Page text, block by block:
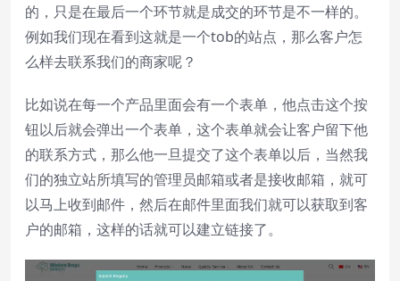
Beginning of dialog window. Escape will
cancel and close the window.
Text
Color
Transparency
Background
Color
Transparency
Window
的，只是在最后一个环节就是成交的环节是不一样的。
例如我们现在看到这就是一个tob的站点，那么客户怎
么样去联系我们的商家呢？
比如说在每一个产品里面会有一个表单，他点击这个按
钮以后就会弹出一个表单，这个表单就会让客户留下他
的联系方式，那么他一旦提交了这个表单以后，当然我
们的独立站所填写的管理员邮箱或者是接收邮箱，就可
以马上收到邮件，然后在邮件里面我们就可以获取到客
户的邮箱，这样的话就可以建立链接了。